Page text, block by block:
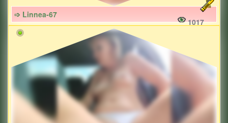
➩ Linnea-67
1017